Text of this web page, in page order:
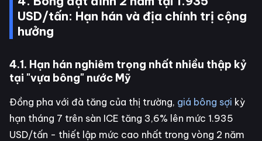
USD/tấn: Hạn hán và địa chính trị cộng
hưởng
4.1. Hạn hán nghiêm trọng nhất nhiều thập kỷ
tại "vựa bông" nước Mỹ
Đồng pha với đà tăng của thị trường, giá bông sợi kỳ
hạn tháng 7 trên sàn ICE tăng 3,6% lên mức 1.935
USD/tấn - thiết lập mức cao nhất trong vòng 2 năm